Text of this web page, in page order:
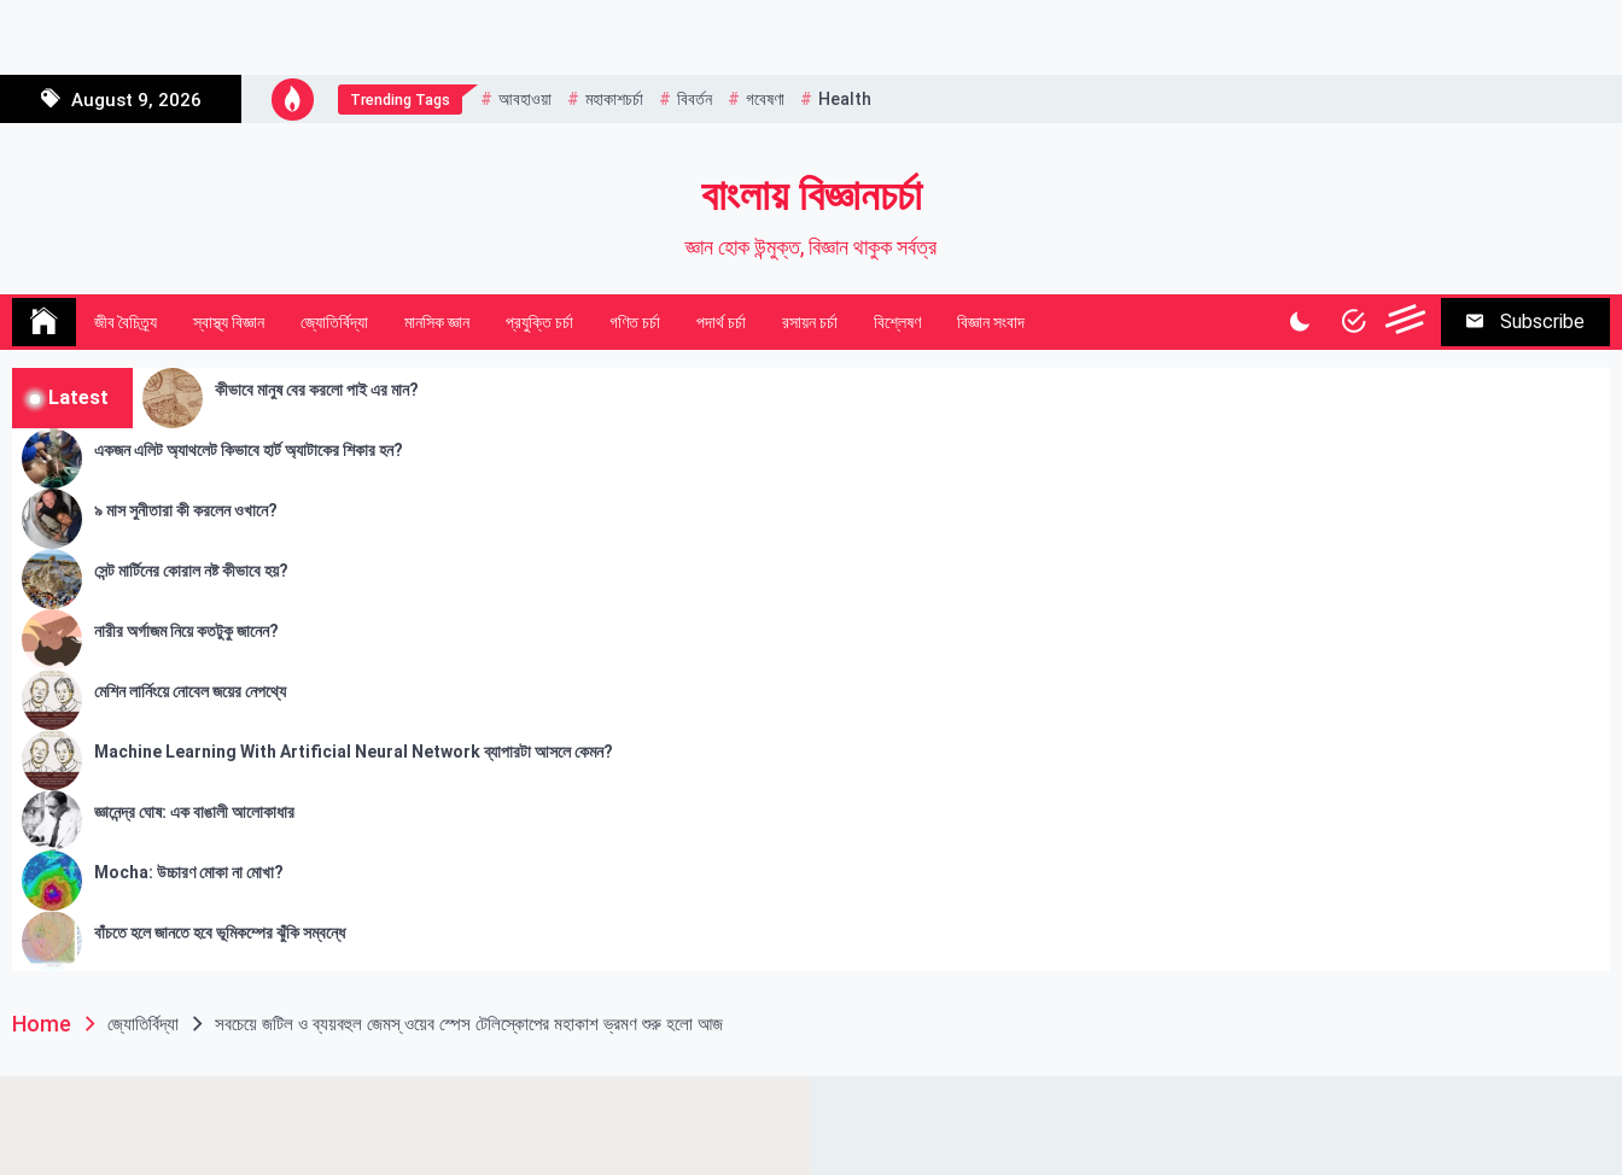
August 9, 2026
Trending Tags আবহাওয়া মহাকাশচর্চা বিবর্তন গবেষণা Health
বাংলায় বিজ্ঞানচর্চা
জ্ঞান হোক উন্মুক্ত, বিজ্ঞান থাকুক সর্বত্র
জীব বৈচিত্র্য স্বাস্থ্য বিজ্ঞান জ্যোতির্বিদ্যা মানসিক জ্ঞান প্রযুক্তি চর্চা গণিত চর্চা পদার্থ চর্চা রসায়ন চর্চা বিশ্লেষণ বিজ্ঞান সংবাদ Subscribe
Latest কীভাবে মানুষ বের করলো পাই এর মান?
একজন এলিট অ্যাথলেট কিভাবে হার্ট অ্যাটাকের শিকার হন?
৯ মাস সুনীতারা কী করলেন ওখানে?
সেন্ট মার্টিনের কোরাল নষ্ট কীভাবে হয়?
নারীর অর্গাজম নিয়ে কতটুকু জানেন?
মেশিন লার্নিংয়ে নোবেল জয়ের নেপথ্যে
Machine Learning With Artificial Neural Network ব্যাপারটা আসলে কেমন?
জ্ঞানেন্দ্র ঘোষ: এক বাঙালী আলোকাধার
Mocha: উচ্চারণ মোকা না মোখা?
বাঁচতে হলে জানতে হবে ভূমিকম্পের ঝুঁকি সম্বন্ধে
Home জ্যোতির্বিদ্যা সবচেয়ে জটিল ও ব্যয়বহুল জেমস্‌ ওয়েব স্পেস টেলিস্কোপের মহাকাশ ভ্রমণ শুরু হলো আজ